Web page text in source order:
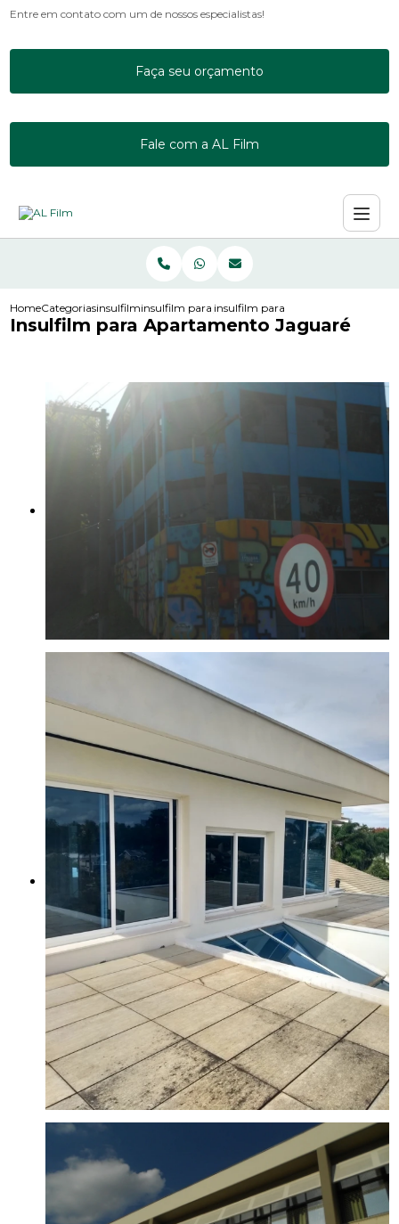
Entre em contato com um de nossos especialistas!
Faça seu orçamento
Fale com a AL Film
HomeCategoriasinsulfilminsulfilm para janela de apartamento
insulfilm para apartamento jaguare
Insulfilm para Apartamento Jaguaré